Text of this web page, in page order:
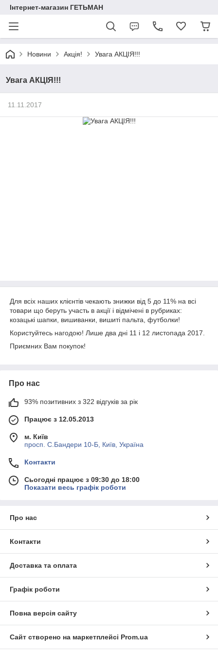
Інтернет-магазин ГЕТЬМАН
Новини Акція! Увага АКЦІЯ!!!
Увага АКЦІЯ!!!
11.11.2017
Для всіх наших клієнтів чекають знижки від 5 до 11% на всі
товари що беруть участь в акції і відмічені в рубриках:
козацькі шапки, вишиванки, вишиті пальта, футболки!
Користуйтесь нагодою! Лише два дні 11 і 12 листопада 2017.
Приємних Вам покупок!
Про нас
93% позитивних з 322 відгуків за рік
Працює з 12.05.2013
м. Київ
просп. С.Бандери 10-Б, Київ, Україна
Контакти
Сьогодні працює з 09:30 до 18:00
Показати весь графік роботи
Про нас
Контакти
Доставка та оплата
Графік роботи
Повна версія сайту
Сайт створено на маркетплейсі Prom.ua